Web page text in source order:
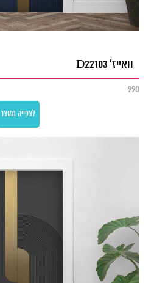
וואייז' D22103
990
לצפייה במוצר